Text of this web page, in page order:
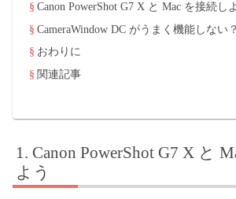
Canon PowerShot G7 X と Mac を接続し
CameraWindow DC がうまく機能しない？
おわりに
関連記事
Canon PowerShot G7 X と
よう